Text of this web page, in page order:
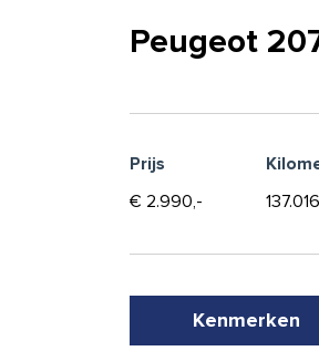
Peugeot
Prijs
€ 2.990,-
Kenmerken